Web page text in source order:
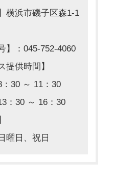
横浜市磯子区森1-1
】：045-752-4060
提供時間】
：30 ～ 11：30
：30 ～ 16：30
曜日、祝日